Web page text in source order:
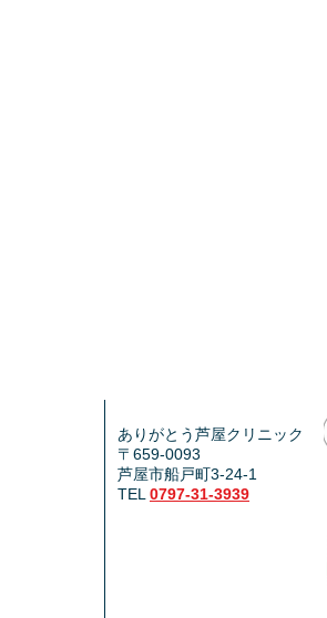
ありがとう芦屋クリニック
〒659-0093
芦屋市船戸町3-24-1
TEL0797-31-3939